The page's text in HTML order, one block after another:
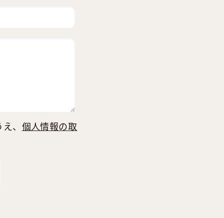
、 個人情報の取